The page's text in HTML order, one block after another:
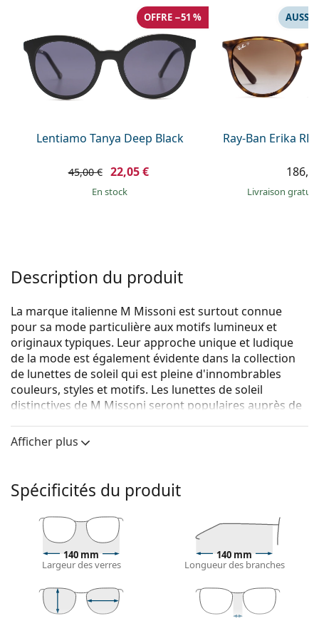
Prada
Toutes les marques
hors ligne
Lentiamo Tanya Deep Black
OFFRE −51 %
45,00 € 22,05 €
en stock
Ray-Ban Erika
AUSSI
Livraison
Description du produit
La marque italienne M Missoni est surtout connue
pour sa mode particulière aux motifs lumineux et
originaux typiques. Leur approche unique et ludique
de la mode est également évidente dans la collection
de lunettes de soleil qui est pleine d'innombrables
couleurs, styles et motifs. Les lunettes de soleil
distinctives de M Missoni seront populaires auprès de
M Missoni MMI 0028/S 807 KU 52
Monture de lunettes de soleil
parfaitement avec tous les types de teint et des
cheveux blonds clairs, châtains clairs ou noirs.
Lunettes de soleil à montures rondessont un choix
idéal pour les personnes ayant une forme de visage
carrée ou ovale.
La monture des lunettes de soleil est faite d'une
combinaison de métal et de plastique. Elle offre une
Afficher plus
Spécificités du produit
140 mm
Largeur des verres
140 mm
Longueur des branches